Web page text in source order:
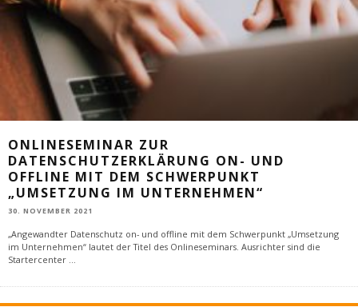
ONLINESEMINAR ZUR
DATENSCHUTZERKLÄRUNG ON- UND
OFFLINE MIT DEM SCHWERPUNKT
„UMSETZUNG IM UNTERNEHMEN“
30. NOVEMBER 2021
„Angewandter Datenschutz on- und offline mit dem Schwerpunkt „Umsetzung
im Unternehmen“ lautet der Titel des Onlineseminars. Ausrichter sind die
Startercenter ...